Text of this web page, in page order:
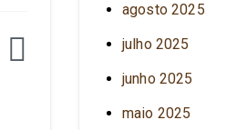
agosto 2025
julho 2025
junho 2025
maio 2025